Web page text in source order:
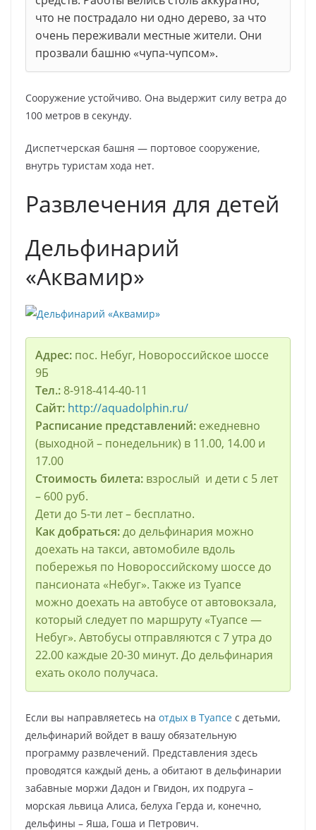
что не пострадало ни одно дерево, за что
очень переживали местные жители. Они
прозвали башню «чупа-чупсом».
Сооружение устойчиво. Она выдержит силу ветра до
100 метров в секунду.
Диспетчерская башня — портовое сооружение,
внутрь туристам хода нет.
Развлечения для детей
Дельфинарий
«Аквамир»
Адрес: пос. Небуг, Новороссийское шоссе
9Б
Тел.:8-918-414-40-11
Сайт: http://aquadolphin.ru/
Расписание представлений:ежедневно
(выходной – понедельник) в 11.00, 14.00 и
17.00
Стоимость билета: взрослый и дети с 5 лет
– 600 руб.
Дети до 5-ти лет – бесплатно.
Как добраться:до дельфинария можно
доехать на такси, автомобиле вдоль
побережья по Новороссийскому шоссе до
пансионата «Небуг». Также из Туапсе
можно доехать на автобусе от автовокзала,
который следует по маршруту «Туапсе —
Небуг». Автобусы отправляются с 7 утра до
22.00 каждые 20-30 минут. До дельфинария
ехать около получаса.
Если вы направляетесь на отдых в Туапсе с детьми,
дельфинарий войдет в вашу обязательную
программу развлечений. Представления здесь
проводятся каждый день, а обитают в дельфинарии
забавные моржи Дадон и Гвидон, их подруга –
морская львица Алиса, белуха Герда и, конечно,
дельфины – Яша, Гоша и Петрович.